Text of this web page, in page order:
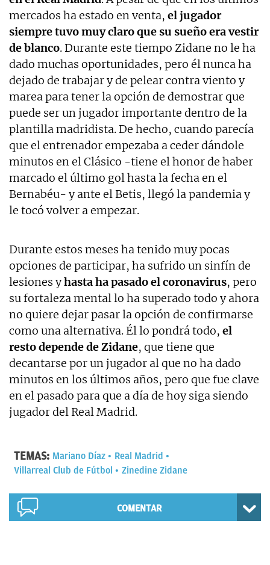
mercados ha estado en venta, el jugador
siempre tuvo muy claro que su sueño era vestir
de blanco. Durante este tiempo Zidane no le ha
dado muchas oportunidades, pero él nunca ha
dejado de trabajar y de pelear contra viento y
marea para tener la opción de demostrar que
puede ser un jugador importante dentro de la
plantilla madridista. De hecho, cuando parecía
que el entrenador empezaba a ceder dándole
minutos en el Clásico -tiene el honor de haber
marcado el último gol hasta la fecha en el
Bernabéu- y ante el Betis, llegó la pandemia y
le tocó volver a empezar.
Durante estos meses ha tenido muy pocas
opciones de participar, ha sufrido un sinfín de
lesiones yhasta ha pasado el coronavirus, pero
su fortaleza mental lo ha superado todo y ahora
no quiere dejar pasar la opción de confirmarse
como una alternativa. Él lo pondrá todo, el
resto depende de Zidane, que tiene que
decantarse por un jugador al que no ha dado
minutos en los últimos años, pero que fue clave
en el pasado para que a día de hoy siga siendo
jugador del Real Madrid.
TEMAS: Mariano Díaz
Real Madrid
Villarreal Club de Fútbol
Zinedine Zidane
COMENTAR